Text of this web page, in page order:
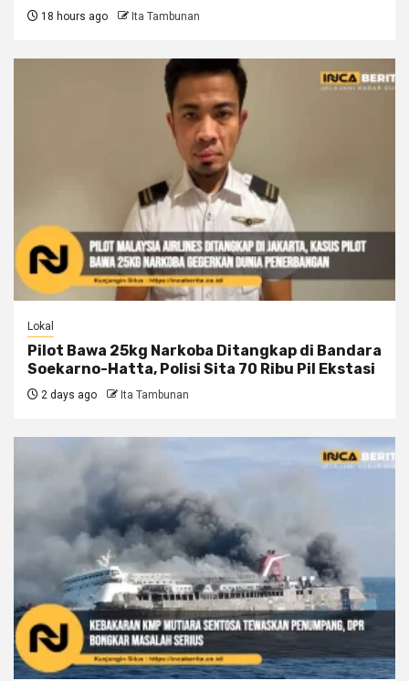
18 hours ago Ita Tambunan
Lokal
Pilot Bawa 25kg Narkoba Ditangkap di Bandara
Soekarno-Hatta, Polisi Sita 70 Ribu Pil Ekstasi
2 days ago Ita Tambunan